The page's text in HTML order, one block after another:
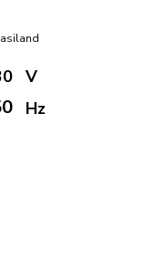
V
Hz